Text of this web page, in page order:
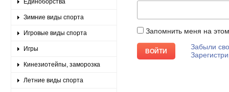
Единоборства
Зимние виды спорта
Игровые виды спорта
Игры
Кинезиотейпы, заморозка
Летние виды спорта
Запомнить меня на
Забыли